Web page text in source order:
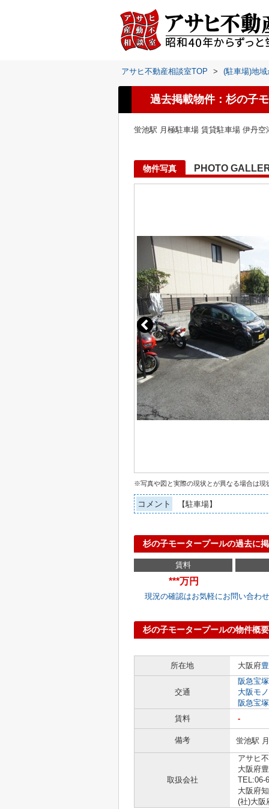
アサヒ不動産相談室TOP > (駐車場)地域
過去掲載物件：杉の子
蛍池駅 月極駐車場 賃貸駐車場 伊丹空
物件写真 PHOTO
※写真や図と実際の現状とが異なる場合は現
コメント 【駐車場】
杉の子モータープールの過去に
賃料
***万円
現況の確認はお気軽にお問い合わせ
杉の子モータープールの物件概要
所在地
大阪府
交通
阪急宝
大阪モ
阪急宝
賃料
-
備考 蛍池駅
取扱会社
アサヒ
大阪府
TEL:06-
大阪府
(社)大阪